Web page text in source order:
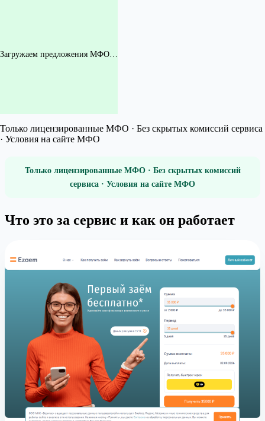
Загружаем предложения МФО…
Только лицензированные МФО · Без скрытых комиссий сервиса
· Условия на сайте МФО
Только лицензированные МФО · Без скрытых комиссий
сервиса · Условия на сайте МФО
Что это за сервис и как он работает